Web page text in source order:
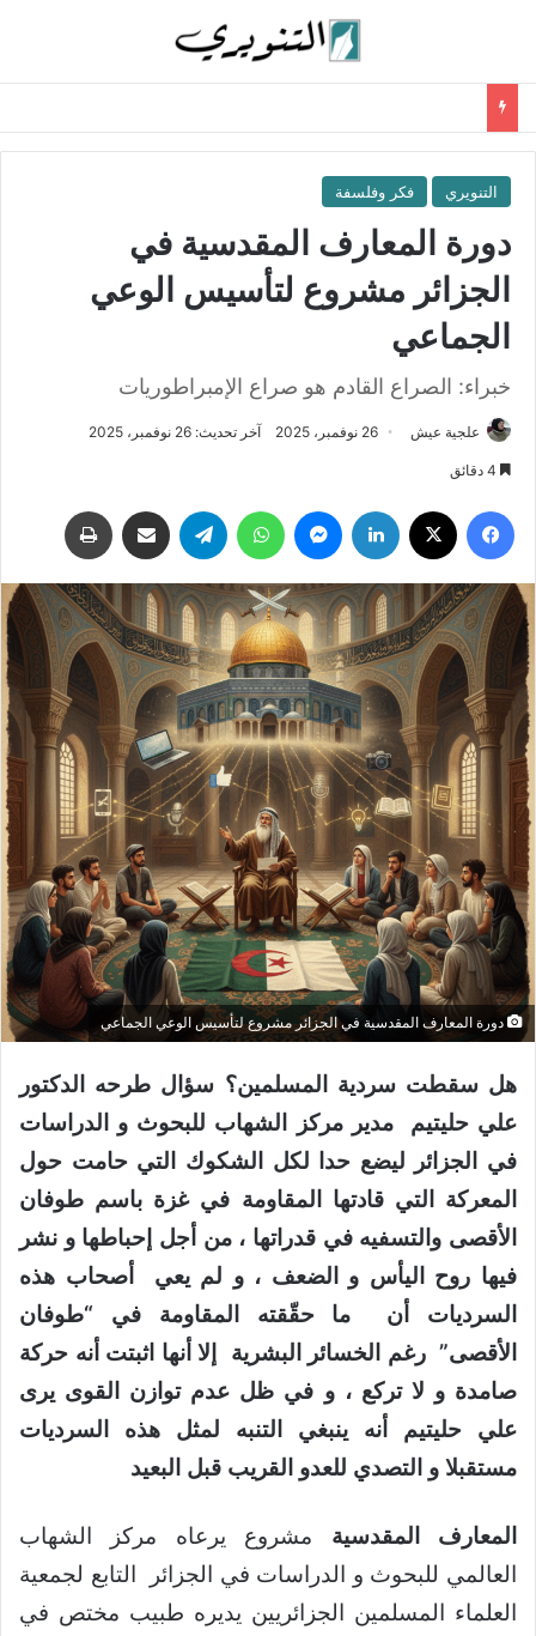
التنويري فكر وفلسفة
دورة المعارف المقدسية في
الجزائر مشروع لتأسيس الوعي
الجماعي
خبراء: الصراع القادم هو صراع الإمبراطوريات
علجية عيش 26 نوفمبر، 2025 آخر تحديث: 26 نوفمبر، 2025
فيسبوك لينكدإن ماسنجر واتساب تيلقرام مشاركة عبر البريد
دورة المعارف المقدسية في الجزائر مشروع لتأسيس الوعي الجماعي
هل سقطت سردية المسلمين؟ سؤال طرحه الدكتور
علي حليتيم مدير مركز الشهاب للبحوث و الدراسات
في الجزائر ليضع حدا لكل الشكوك التي حامت حول
المعركة التي قادتها
المقاومة في غزة باسم طوفان
الأقصى والتسفيه في قدراتها ، من أجل إحباطها و نشر
فيها روح اليأس و الضعف ، و لم يعي أصحاب هذه
السرديات أن ما حقّقته المقاومة في “طوفان
الأقصى” رغم الخسائر البشرية إلا أنها اثبتت أنه حركة
صامدة و لا تركع ، و في ظل عدم توازن القوى يرى
علي حليتيم أنه ينبغي التنبه لمثل هذه السرديات
مستقبلا و التصدي للعدو القريب قبل البعيد
المعارف المقدسية مشروع يرعاه مركز الشهاب
العالمي للبحوث و الدراسات في الجزائر التابع لجمعية
العلماء المسلمين الجزائريين يديره طبيب مختص في